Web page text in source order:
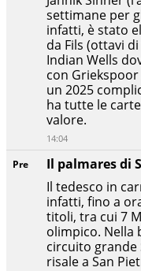
Pre
Il palmares di
Il tedesco in
infatti, fino a
titoli, tra cui 7
olimpico. Nella
circuito grande
risale a San
settimane per
infatti, è stato
da Fils (ottavi
Indian Wells
con
un 2025
ha tutte le
valore.
14:04